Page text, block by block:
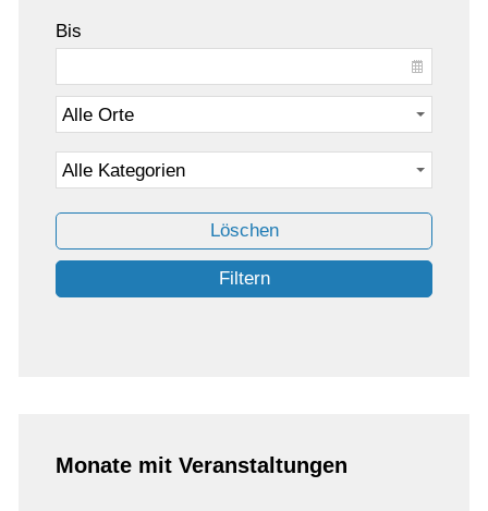
Bis
Löschen
Filtern
Monate mit Veranstaltungen